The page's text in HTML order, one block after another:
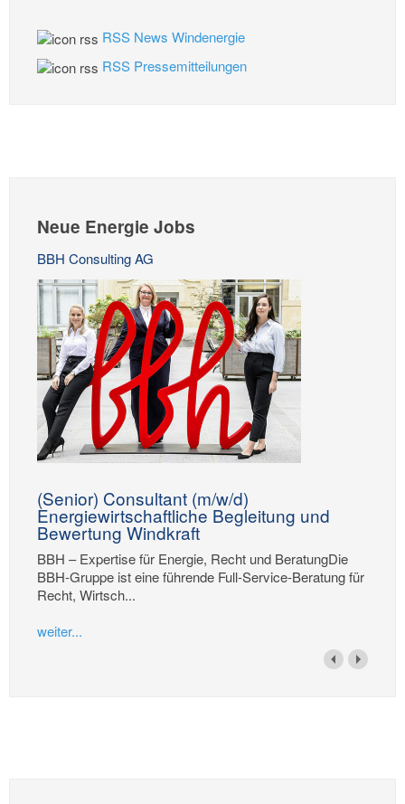
RSS News Windenergie
RSS Pressemitteilungen
Neue Energie Jobs
BBH Consulting AG
(Senior) Consultant (m/w/d)
Energiewirtschaftliche Begleitung und
Bewertung Windkraft
BBH – Expertise für Energie, Recht und BeratungDie
BBH-Gruppe ist eine führende Full-Service-Beratung für
Recht, Wirtsch...
weiter...